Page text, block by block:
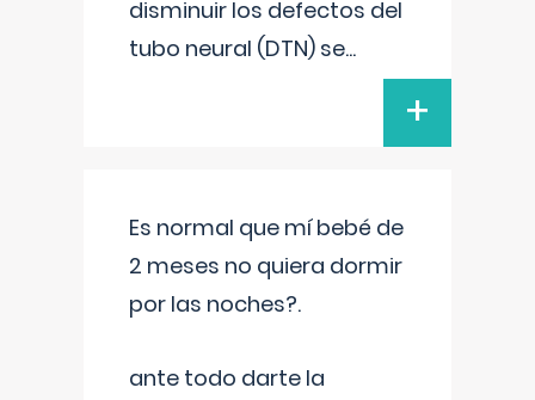
disminuir los defectos del
tubo neural (DTN) se...
+
Es normal que mí bebé de
2 meses no quiera dormir
por las noches?.
ante todo darte la